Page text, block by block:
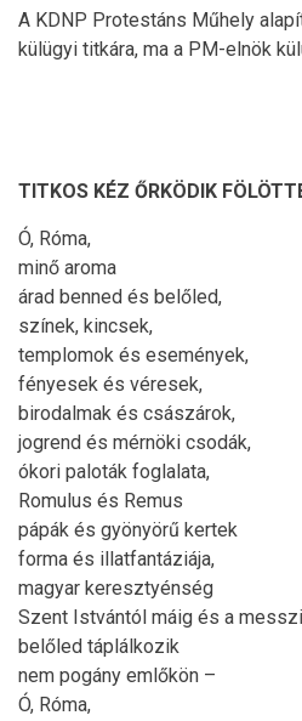
A KDNP Protestáns Műhely
külügyi titkára, ma a PM-elnök
TITKOS KÉZ ŐRKÖDIK
Ó, Róma,
minő aroma
árad benned és belőled,
színek, kincsek,
templomok és események,
fényesek és véresek,
birodalmak és császárok,
jogrend és mérnöki csodák,
ókori paloták foglalata,
Romulus és Remus
pápák és gyönyörű kertek
forma és illatfantáziája,
magyar keresztyénség
Szent Istvántól máig és a
belőled táplálkozik
nem pogány emlőkön –
Ó, Róma,